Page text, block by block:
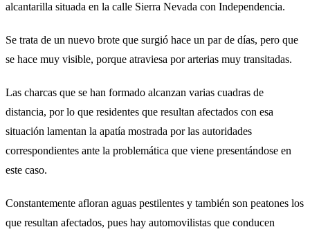
alcantarilla situada en la calle Sierra Nevada con Independencia.
Se trata de un nuevo brote que surgió hace un par de días, pero que
se hace muy visible, porque atraviesa por arterias muy transitadas.
Las charcas que se han formado alcanzan varias cuadras de
distancia, por lo que residentes que resultan afectados con esa
situación lamentan la apatía mostrada por las autoridades
correspondientes ante la problemática que viene presentándose en
este caso.
Constantemente afloran aguas pestilentes y también son peatones los
que resultan afectados, pues hay automovilistas que conducen